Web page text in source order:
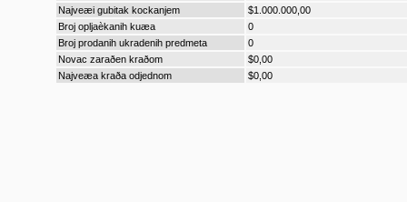
Najveæi gubitak kockanjem
$1.000.000,00
Broj opljaèkanih kuæa
0
Broj prodanih ukradenih predmeta
0
Novac zaraðen kraðom
$0,00
Najveæa kraða odjednom
$0,00